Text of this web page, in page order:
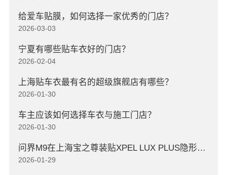
给爱车贴膜，如何选择一家优秀的门店？
2026-03-03
宁夏有哪些贴车衣好的门店？
2026-02-04
上海贴车衣最有名的超级旗舰店有哪些？
2026-01-30
车主应该如何选择车衣与施工门店？
2026-01-30
问界M9在上海宝之尊装贴XPEL LUX PLUS隐形车衣
2026-01-29